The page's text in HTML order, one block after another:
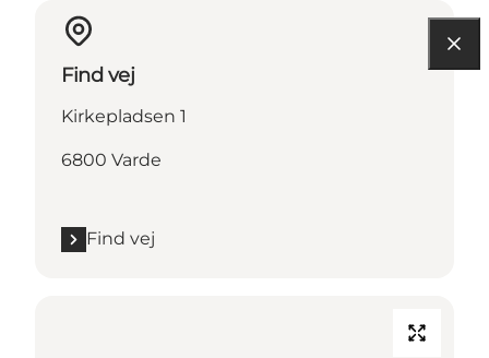
Find vej
Kirkepladsen 1
6800 Varde
Find vej